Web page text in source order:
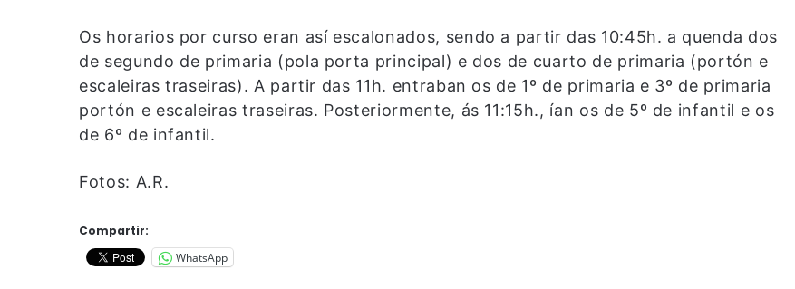
Os horarios por curso eran así escalonados, sendo a partir das 10:45h. a quenda dos
de segundo de primaria (pola porta principal) e dos de cuarto de primaria (portón e
escaleiras traseiras). A partir das 11h. entraban os de 1º de primaria e 3º de primaria
portón e escaleiras traseiras. Posteriormente, ás 11:15h., ían os de 5º de infantil e os
de 6º de infantil.
Fotos: A.R.
Compartir:
WhatsApp